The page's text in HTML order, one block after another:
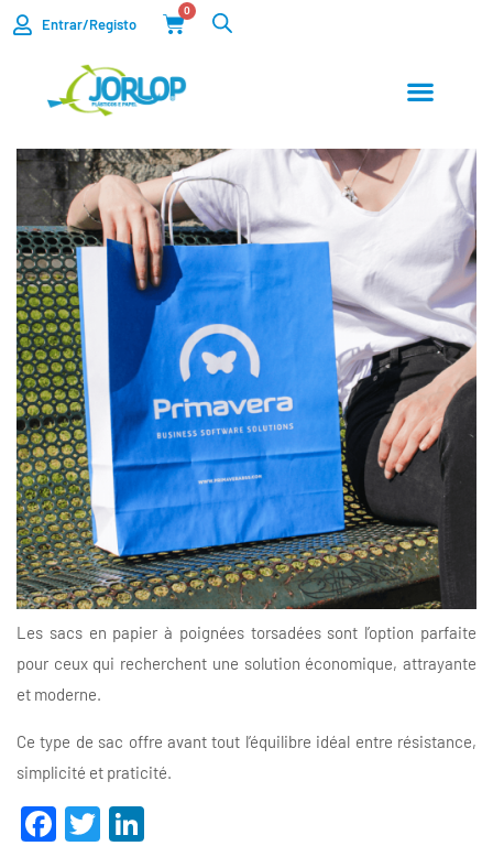
Entrar/Registo
0
Les sacs en papier à poignées torsadées sont l’option parfaite
pour ceux qui recherchent une solution économique, attrayante
et moderne.
Ce type de sac offre avant tout l’équilibre idéal entre résistance,
simplicité et praticité.
Facebook
Twitter